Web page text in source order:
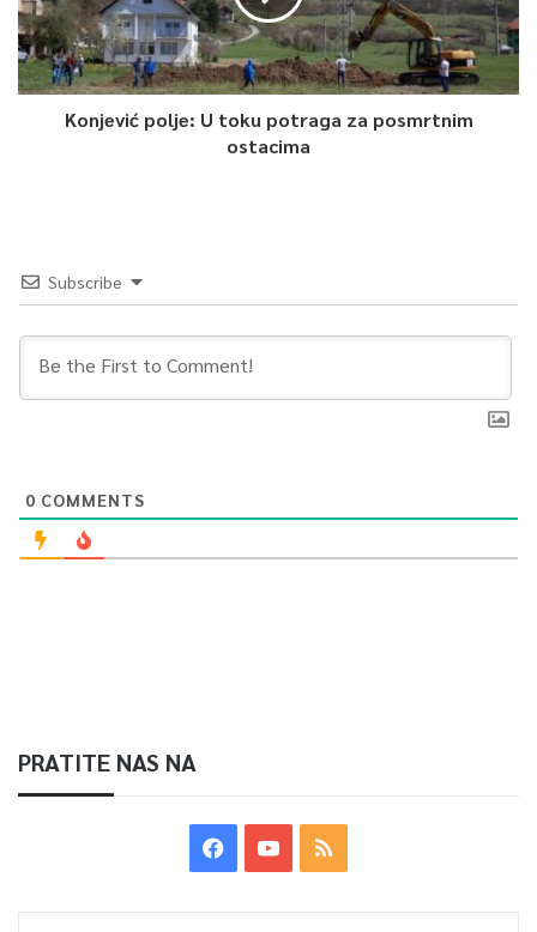
Konjević polje: U toku potraga za posmrtnim
ostacima
Subscribe
0 COMMENTS
PRATITE NAS NA